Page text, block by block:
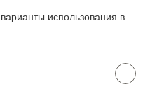
использования в